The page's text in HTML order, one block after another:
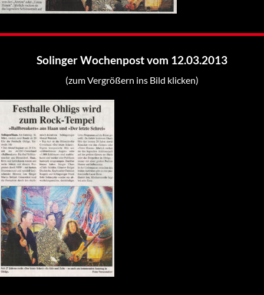
Solinger Wochenpost vom 12.03.2013
(zum Vergrößern ins Bild klicken)